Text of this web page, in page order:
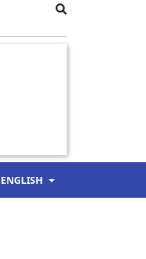
ENGLISH